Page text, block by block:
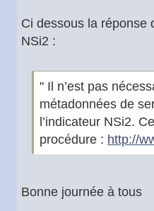
Ci dessous la réponse
NSi2 :
" Il n’est pas
métadonnées de
l’indicateur NSi2.
procédure : http://
Bonne journée à tous